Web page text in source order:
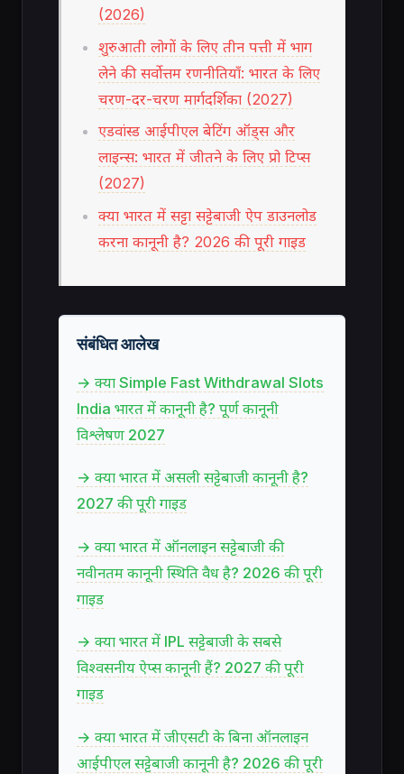
(2026)
शुरुआती लोगों के लिए तीन पत्ती में भाग
लेने की सर्वोत्तम रणनीतियाँ: भारत के लिए
चरण-दर-चरण मार्गदर्शिका (2027)
एडवांस्ड आईपीएल बेटिंग ऑड्स और
लाइन्स: भारत में जीतने के लिए प्रो टिप्स
(2027)
क्या भारत में सट्टा सट्टेबाजी ऐप डाउनलोड
करना कानूनी है? 2026 की पूरी गाइड
संबंधित आलेख
→ क्या Simple Fast Withdrawal Slots
India भारत में कानूनी है? पूर्ण कानूनी
विश्लेषण 2027
→ क्या भारत में असली सट्टेबाजी कानूनी है?
2027 की पूरी गाइड
→ क्या भारत में ऑनलाइन सट्टेबाजी की
नवीनतम कानूनी स्थिति वैध है? 2026 की पूरी
गाइड
→ क्या भारत में IPL सट्टेबाजी के सबसे
विश्वसनीय ऐप्स कानूनी हैं? 2027 की पूरी
गाइड
→ क्या भारत में जीएसटी के बिना ऑनलाइन
आईपीएल सट्टेबाजी कानूनी है? 2026 की पूरी